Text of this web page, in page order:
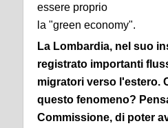
essere proprio
la "green economy".
La Lombardia, nel suo
registrato importanti
migratori verso l'estero.
questo fenomeno?
Commissione, di poter